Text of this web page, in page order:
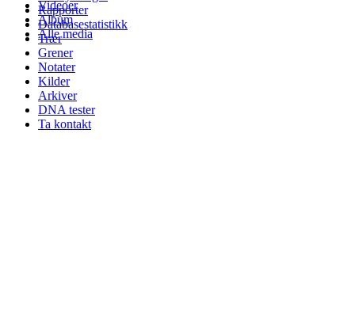
Videoer
Album
Alle media
Rapporter
Databasestatistikk
Trær
Grener
Notater
Kilder
Arkiver
DNA tester
Ta kontakt